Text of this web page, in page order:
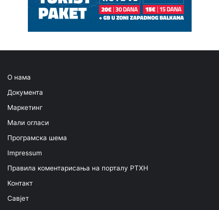
О нама
Документа
Маркетинг
Мали огласи
Програмска шема
Impressum
Правила коментарисања на порталу РТХН
Контакт
Савјет